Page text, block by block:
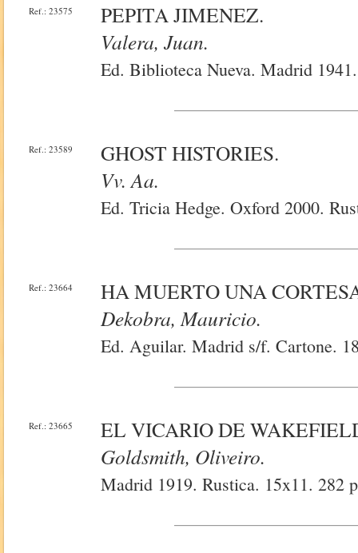
Ref.: 23575
PEPITA JIMENEZ.
Valera, Juan.
Ed. Biblioteca Nueva. Madrid
Ref.: 23589
GHOST HISTORIES.
Vv. Aa.
Ed. Tricia Hedge. Oxford 2000.
Ref.: 23664
HA MUERTO UNA
Dekobra, Mauricio.
Ed. Aguilar. Madrid s/f. Cartone.
Ref.: 23665
EL VICARIO DE
Goldsmith, Oliveiro.
Madrid 1919. Rustica. 15x11. 282